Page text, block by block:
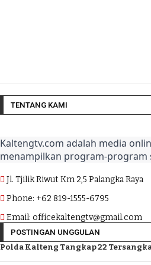
TENTANG KAMI
Kaltengtv.com adalah media
menampilkan program-program
Jl. Tjilik Riwut Km 2,5 Palangka Raya
Phone: +62 819-1555-6795
Email: officekaltengtv@gmail.com
POSTINGAN UNGGULAN
Polda Kalteng Tangkap 22